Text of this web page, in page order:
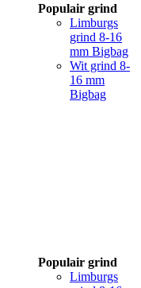
Populair grind
Limburgs
grind 8-16
mm Bigbag
Wit grind 8-
16 mm
Bigbag
Populair grind
Limburgs